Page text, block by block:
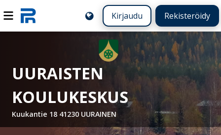
Kirjaudu Rekisteröidy
UURAISTEN
KOULUKESKUS
Kuukantie 18 41230 UURAINEN